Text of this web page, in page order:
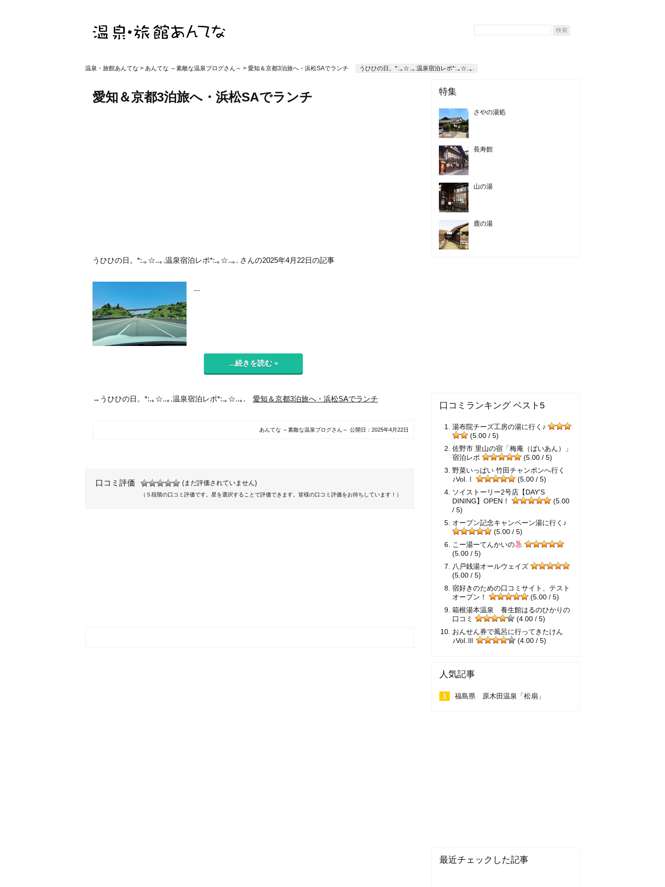
温泉・旅館あんてな > あんてな ～素敵な温泉ブログさん～ > 愛知＆京都3泊旅へ・浜松SAでランチ うひひの日。*:.｡☆..｡.温泉宿泊レポ*:.｡☆..｡.
愛知＆京都3泊旅へ・浜松SAでランチ
うひひの日。*:.｡☆..｡.温泉宿泊レポ*:.｡☆..｡. さんの2025年4月22日の記事
...
...続きを読む »
→うひひの日。*:.｡☆..｡.温泉宿泊レポ*:.｡☆..｡. 愛知＆京都3泊旅へ・浜松SAでランチ
あんてな ～素敵な温泉ブログさん～ 公開日： 2025年4月22日
口コミ評価 (まだ評価されていません)
（５段階の口コミ評価です。星を選択することで評価できます。皆様の口コミ評価をお待ちしています！）
特集
さやの湯処
長寿館
山の湯
鹿の湯
口コミランキング ベスト5
湯布院チーズ工房の湯に行く♪
(5.00 / 5)
佐野市 里山の宿「梅庵（ばいあん）」
宿泊レポ
(5.00 / 5)
野菜いっぱい 竹田チャンポンへ行く
♪Vol.Ⅰ
(5.00 / 5)
ソイストーリー2号店【DAY'S
DINING】OPEN！
(5.00
/ 5)
オープン記念キャンペーン湯に行く♪
(5.00 / 5)
こー湯ーてんかいの
(5.00 / 5)
八戸銭湯オールウェイズ
(5.00 / 5)
宿好きのための口コミサイト、テスト
オープン！
(5.00 / 5)
箱根湯本温泉 養生館はるのひかりの
口コミ
(4.00 / 5)
おんせん券で風呂に行ってきたけん
♪Vol.Ⅲ
(4.00 / 5)
人気記事
福島県 原木田温泉「松扇」
最近チェックした記事